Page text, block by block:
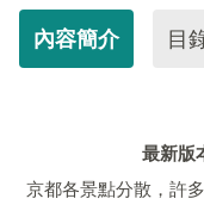
內容簡介 目
最新版
京都各景點分散，許